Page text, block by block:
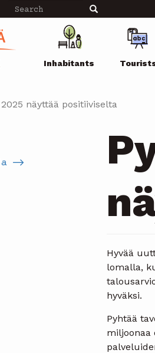
Search Search
Inhabitants
näyttää positiiviselta
Hyvää
lomalla,
hyväksi.
Pyhtää
miljoonaa